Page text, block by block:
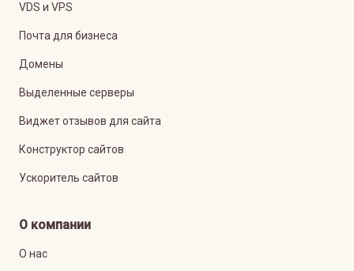
VDS и VPS
Почта для бизнеса
Домены
Выделенные серверы
Виджет отзывов для сайта
Конструктор сайтов
Ускоритель сайтов
О компании
О нас